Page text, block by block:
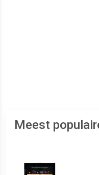
Meest